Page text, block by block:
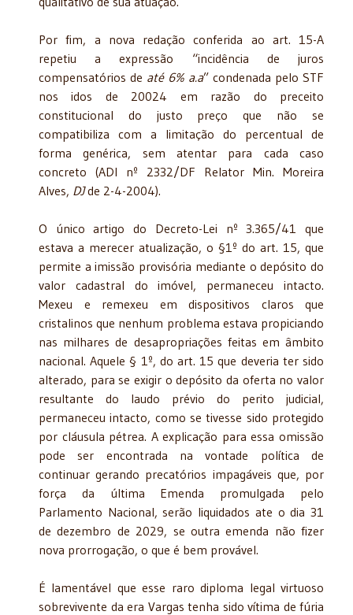
Por fim, a nova redação conferida ao art. 15-A
repetiu a expressão “incidência de juros
compensatórios de até 6% a.a” condenada pelo STF
nos idos de 20024 em razão do preceito
constitucional do justo preço que não se
compatibiliza com a limitação do percentual de
forma genérica, sem atentar para cada caso
concreto (ADI nº 2332/DF Relator Min. Moreira
Alves, DJde 2-4-2004).
O único artigo do Decreto-Lei nº 3.365/41 que
estava a merecer atualização, o §1º do art. 15, que
permite a imissão provisória mediante o depósito do
valor cadastral do imóvel, permaneceu intacto.
Mexeu e remexeu em dispositivos claros que
cristalinos que nenhum problema estava propiciando
nas milhares de desapropriações feitas em âmbito
nacional. Aquele § 1º, do art. 15 que deveria ter sido
alterado, para se exigir o depósito da oferta no valor
resultante do laudo prévio do perito judicial,
permaneceu intacto, como se tivesse sido protegido
por cláusula pétrea. A explicação para essa omissão
pode ser encontrada na vontade política de
continuar gerando precatórios impagáveis que, por
força da última Emenda promulgada pelo
Parlamento Nacional, serão liquidados ate o dia 31
de dezembro de 2029, se outra emenda não fizer
nova prorrogação, o que é bem provável.
É lamentável que esse raro diploma legal virtuoso
sobrevivente da era Vargas tenha sido vítima de fúria